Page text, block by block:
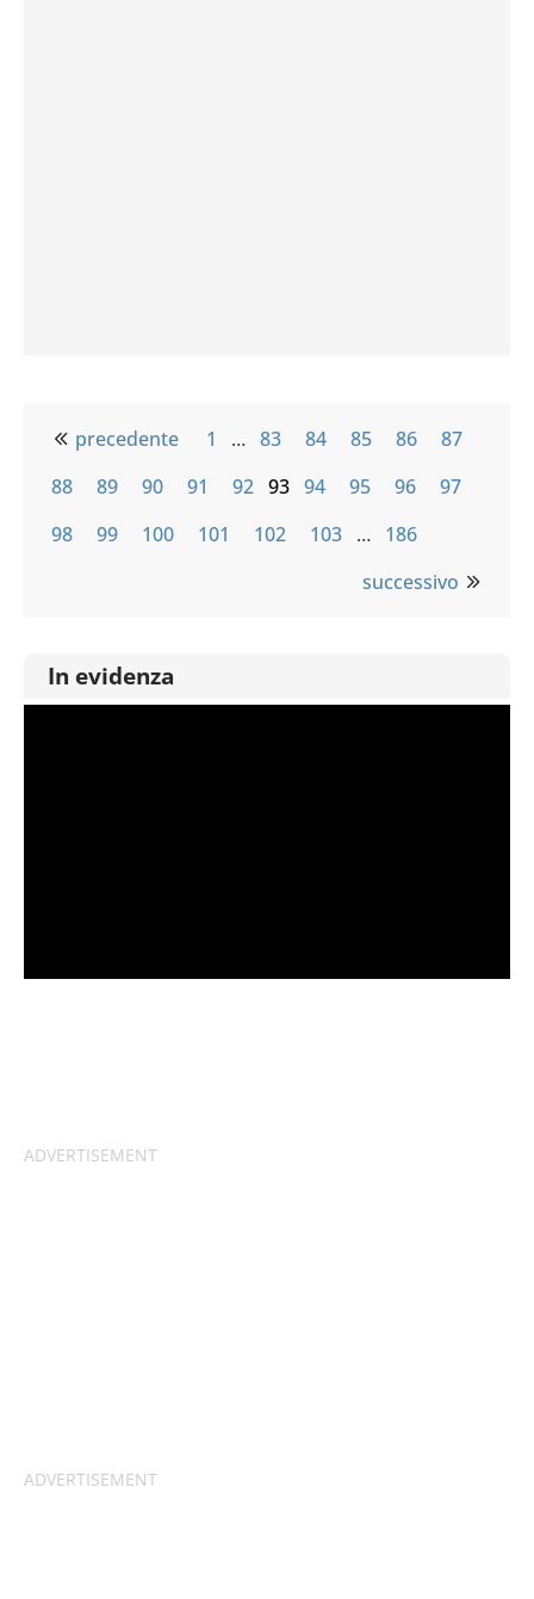
precedente 1 … 83 84 85 86
87
88
89 90 91 92 93 94 95 96
97
98
99 100 101 102 103 … 186
successivo
In evidenza